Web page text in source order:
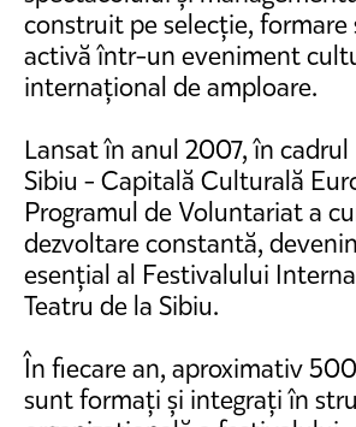
construit pe selecție, formare
activă într-un eveniment
internațional de amploare.
Lansat în anul 2007, în
Sibiu - Capitală Culturală
Programul de Voluntariat a
dezvoltare constantă,
esențial al Festivalului
Teatru de la Sibiu.
În fiecare an, aproximativ
sunt formați și integrați în